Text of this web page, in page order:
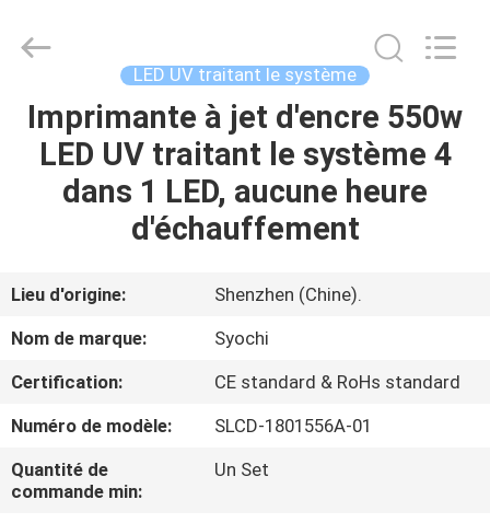
MAISON
PRODUITS
SUJET
DE
NOUS
VISITE
D'USINE
Syochi
Electronics
LED UV traitant le système
Imprimante à jet d'encre 550w
LED UV traitant le système 4
dans 1 LED, aucune heure
d'échauffement
Lieu d'origine:
Shenzhen (Chine).
Nom de marque:
Syochi
Certification:
CE standard & RoHs standard
Numéro de modèle:
SLCD-1801556A-01
Quantité de
commande min:
Un Set